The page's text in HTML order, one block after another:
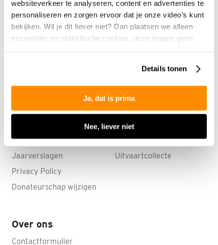
websiteverkeer te analyseren, content en advertenties te
personaliseren en zorgen ervoor dat je onze video’s kunt
bekijken. Wil je dit liever niet? Dan plaatsen we alleen
essentiële- en statistische cookies, deze leggen geen
Details tonen
Ja, dat is prima
Nee, liever niet
Bedankt voor het aanvragen
van ons magazine ALSNU
Nieuws
Onderzoek
Jaarverslagen
Privacy Policy
Donateurschap wijzigen
Webshop
Actieplatform
Online collectebus
Uitvaartcollecte
Over ons
Contactformulier